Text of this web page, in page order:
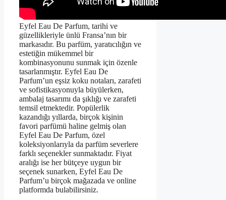
Eyfel Eau De Parfum, tarihi ve
güzellikleriyle ünlü Fransa’nın bir
markasıdır. Bu parfüm, yaratıcılığın ve
estetiğin mükemmel bir
kombinasyonunu sunmak için özenle
tasarlanmıştır. Eyfel Eau De
Parfum’un eşsiz koku notaları, zarafeti
ve sofistikasyonuyla büyülerken,
ambalaj tasarımı da şıklığı ve zarafeti
temsil etmektedir. Popülerlik
kazandığı yıllarda, birçok kişinin
favori parfümü haline gelmiş olan
Eyfel Eau De Parfum, özel
koleksiyonlarıyla da parfüm severlere
farklı seçenekler sunmaktadır. Fiyat
aralığı ise her bütçeye uygun bir
seçenek sunarken, Eyfel Eau De
Parfum’u birçok mağazada ve online
platformda bulabilirsiniz.